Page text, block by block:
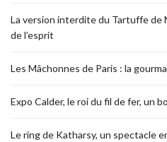
La version interdite du Tartuffe de
de l’esprit
Les Mâchonnes de Paris : la
Expo Calder, le roi du fil de fer, un
Le ring de Katharsy, un spectacle